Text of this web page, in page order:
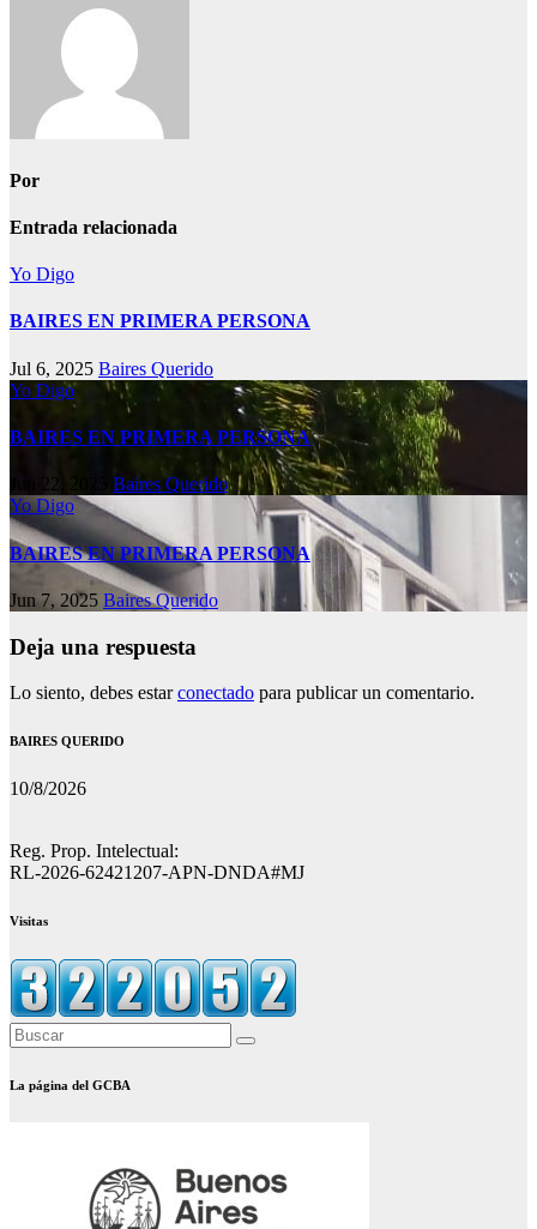
Por
Entrada relacionada
Yo Digo
BAIRES EN PRIMERA PERSONA
Jul 6, 2025 Baires Querido
Yo Digo
BAIRES EN PRIMERA PERSONA
Jun 22, 2025 Baires Querido
Yo Digo
BAIRES EN PRIMERA PERSONA
Jun 7, 2025 Baires Querido
Deja una respuesta
Lo siento, debes estarconectado para publicar un comentario.
BAIRES QUERIDO
10/8/2026
Reg. Prop. Intelectual:
RL-2026-62421207-APN-DNDA#MJ
Visitas
La página del GCBA